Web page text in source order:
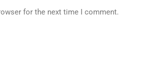
for the next time I comment.